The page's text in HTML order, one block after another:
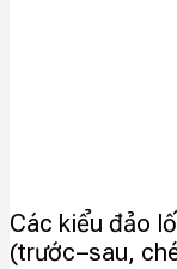
Các kiểu đảo
(trước–sau,